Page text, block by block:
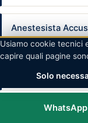
Anestesista
2026
Farmacista
PeriziaWhatsApp
Usiamo cookie tecnici
capire quali pagine
Solo